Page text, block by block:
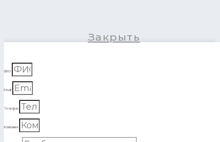
Закрыть
ФИО
Email
Телефон
Компания